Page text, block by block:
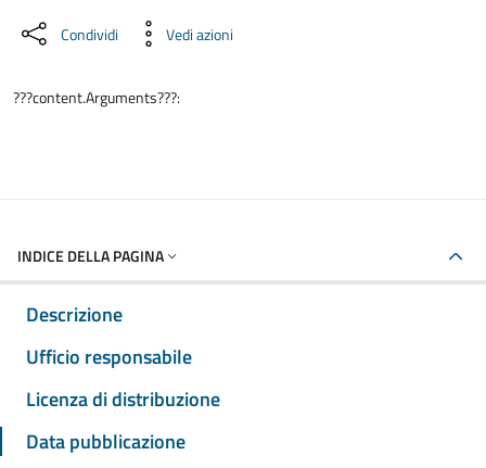
Condividi Vedi azioni
???content.Arguments???:
INDICE DELLA PAGINA
Descrizione
Ufficio responsabile
Licenza di distribuzione
Data pubblicazione